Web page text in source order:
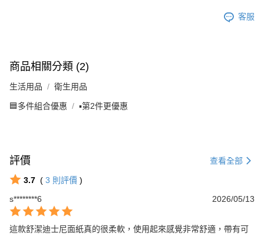
客服
商品相關分類 (2)
生活用品 衛生用品
🟦多件組合優惠 ▪️第2件更優惠
評價 查看全部
3.7 ( 3 則評價 )
s********6
2026/05/13
這款舒潔迪士尼面紙真的很柔軟，使用起來感覺非常舒適，帶有可